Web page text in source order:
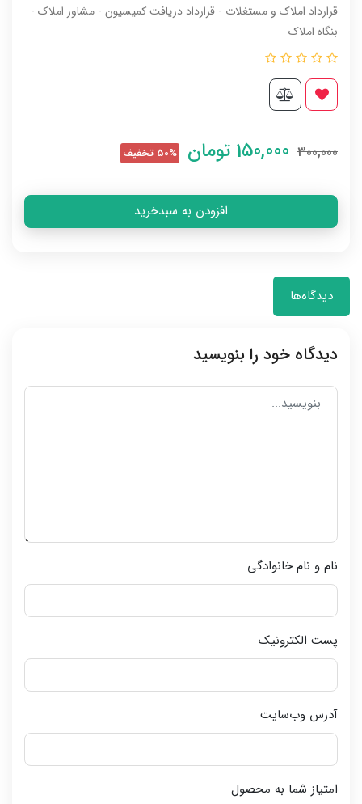
قرارداد املاک و مستغلات - قرارداد دریافت کمیسیون - مشاور املاک -
بنگاه املاک
300,000
150,000 تومان 50% تخفیف
افزودن به سبدخرید
دیدگاه‌ها
دیدگاه خود را بنویسید
نام و نام خانوادگی
پست الکترونیک
آدرس وب‌سایت
امتیاز شما به محصول